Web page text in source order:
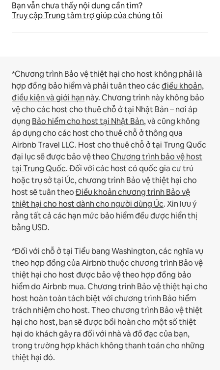
Bạn vẫn chưa thấy nội dung cần tìm?
Truy cập Trung tâm trợ giúp của chúng tôi
*Chương trình Bảo vệ thiệt hại cho host không phải là
hợp đồng bảo hiểm và phải tuân theo cácđiều khoản,
điều kiện và giới hạnnày.Chương trình này không bảo
vệ cho các host cho thuê chỗ ở tại Nhật Bản – nơi áp
dụng Bảo hiểm cho host tại Nhật Bản, và cũng không
áp dụng cho các host cho thuê chỗ ở thông qua
Airbnb Travel LLC. Host cho thuê chỗ ở tại Trung Quốc
đại lục sẽ được bảo vệ theoChương trình bảo vệ host
tại Trung Quốc.Đối với các host có quốc gia cư trú
hoặc trụ sở tại Úc, chương trình Bảo vệ thiệt hại cho
host sẽ tuân theoĐiều khoản chương trình Bảo vệ
thiệt hại cho host dành cho người dùng Úc. Xin lưu ý
rằng tất cả các hạn mức bảo hiểm đều được hiển thị
bằng USD.
*Đối với chỗ ở tại Tiểu bang Washington, các nghĩa vụ
theo hợp đồng của Airbnb thuộc chương trình Bảo vệ
thiệt hại cho host được bảo vệ theo hợp đồng bảo
hiểm do Airbnb mua. Chương trình Bảo vệ thiệt hại cho
host hoàn toàn tách biệt với chương trình Bảo hiểm
trách nhiệm cho host. Theo chương trình Bảo vệ thiệt
hại cho host, bạn sẽ được bồi hoàn cho một số thiệt
hại do khách gây ra đối với nhà và đồ đạc của bạn,
trong trường hợp khách không thanh toán cho những
thiệt hại đó.